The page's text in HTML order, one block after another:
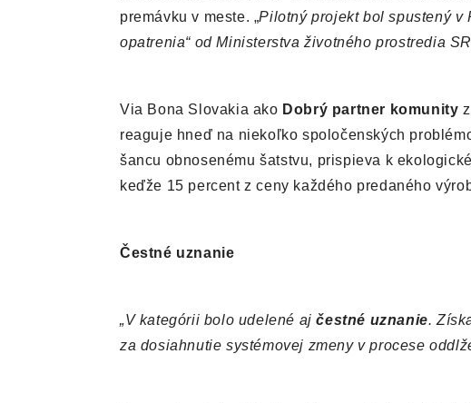
premávku v meste. „Pilotný projekt bol spustený v
opatrenia“ od Ministerstva životného prostredia SR
Via Bona Slovakia ako Dobrý partner komunity
reaguje hneď na niekoľko spoločenských
šancu obnosenému šatstvu, prispieva k
keďže 15 percent z ceny každého predaného
Čestné uznanie
„V kategórii bolo udelené ajčestné uznanie.
za dosiahnutie systémovej zmeny v procese